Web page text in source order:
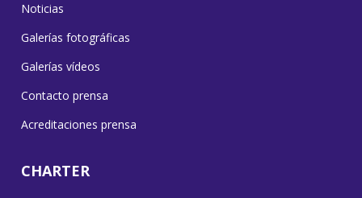
Noticias
Galerías fotográficas
Galerías vídeos
Contacto prensa
Acreditaciones prensa
CHARTER